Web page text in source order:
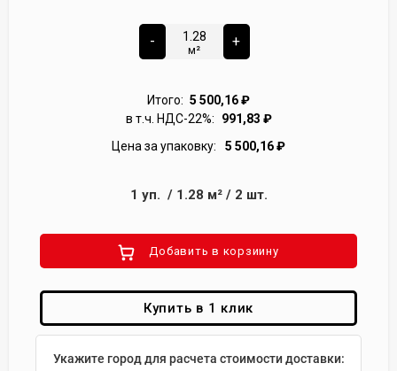
-
м²
+
Итого: 5 500,16₽
в т.ч. НДС-22%:
991,83 ₽
Цена за упаковку:
5 500,16₽
1 уп. / 1.28 м²/ 2 шт.
Добавить в корзиину
Купить в 1 клик
Укажите город для расчета стоимости доставки: